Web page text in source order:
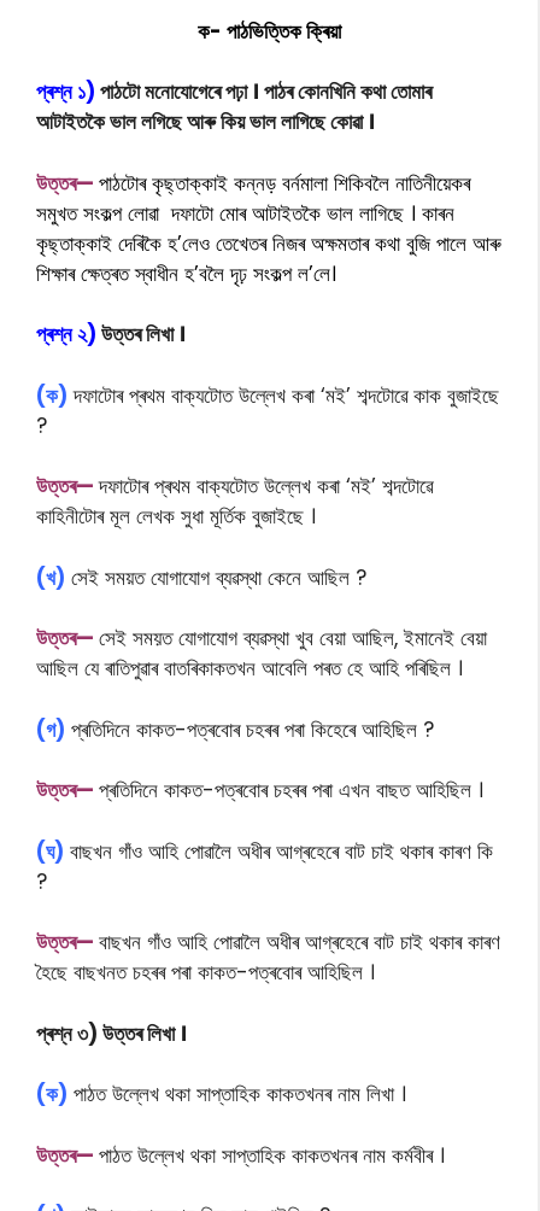
ক- পাঠভিত্তিক ক্ৰিয়া
প্ৰশ্ন ১) পাঠটো মনোযোগেৰে পঢ়া । পাঠৰ কোনখিনি কথা তোমাৰ
আটাইতকৈ ভাল লগিছে আৰু কিয় ভাল লাগিছে কোৱা ।
উত্তৰ— পাঠটোৰ কৃছ্তাক্কাই কন্নড় বৰ্নমালা শিকিবলৈ নাতিনীয়েকৰ
সমুখত সংকল্প লোৱা দফাটো মোৰ আটাইতকৈ ভাল লাগিছে । কাৰন
কৃছ্তাক্কাই দেৰিকৈ হ’লেও তেখেতৰ নিজৰ অক্ষমতাৰ কথা বুজি পালে আৰু
শিক্ষাৰ ক্ষেত্ৰত স্বাধীন হ’বলৈ দৃঢ় সংকল্প ল’লে।
প্ৰশ্ন ২) উত্তৰ লিখা ।
(ক) দফাটোৰ প্ৰথম বাক্যটোত উল্লেখ কৰা ‘মই’ শব্দটোৱে কাক বুজাইছে
?
উত্তৰ—দফাটোৰ প্ৰথম বাক্যটোত উল্লেখ কৰা ‘মই’ শব্দটোৱে
কাহিনীটোৰ মূল লেখক সুধা মূৰ্তিক বুজাইছে ।
(খ) সেই সময়ত যোগাযোগ ব্যৱস্থা কেনে আছিল ?
উত্তৰ— সেই সময়ত যোগাযোগ ব্যৱস্থা খুব বেয়া আছিল, ইমানেই বেয়া
আছিল যে ৰাতিপুৱাৰ বাতৰিকাকতখন আবেলি পৰত হে আহি পৰিছিল ।
(গ) প্ৰতিদিনে কাকত-পত্ৰবোৰ চহৰৰ পৰা কিহেৰে আহিছিল ?
উত্তৰ— প্ৰতিদিনে কাকত-পত্ৰবোৰ চহৰৰ পৰা এখন বাছত আহিছিল ।
(ঘ) বাছখন গাঁও আহি পোৱালৈ অধীৰ আগ্ৰহেৰে বাট চাই থকাৰ কাৰণ কি
?
উত্তৰ— বাছখন গাঁও আহি পোৱালৈ অধীৰ আগ্ৰহেৰে বাট চাই থকাৰ কাৰণ
হৈছে বাছখনত চহৰৰ পৰা কাকত-পত্ৰবোৰ আহিছিল ।
প্ৰশ্ন ৩) উত্তৰ লিখা ।
(ক) পাঠত উল্লেখ থকা সাপ্তাহিক কাকতখনৰ নাম লিখা ।
উত্তৰ— পাঠত উল্লেখ থকা সাপ্তাহিক কাকতখনৰ নাম কৰ্মবীৰ ।